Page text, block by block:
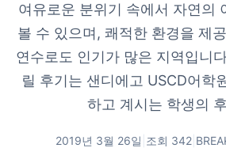
여유로운 분위기 속에서 자연의
볼 수 있으며, 쾌적한 환경을 제
연수로도 인기가 많은 지역입니
릴 후기는 샌디에고 USCD어학
하고 계시는 학생의
2019년 3월 26일 조회 342|